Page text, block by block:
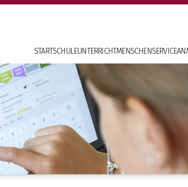
STARTSCHULEUNTERRICHTMENSCHENSERVICE